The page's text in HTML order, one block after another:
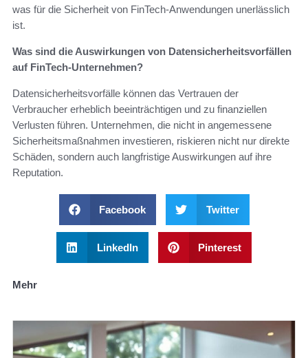
was für die Sicherheit von FinTech-Anwendungen unerlässlich
ist.
Was sind die Auswirkungen von Datensicherheitsvorfällen
auf FinTech-Unternehmen?
Datensicherheitsvorfälle können das Vertrauen der
Verbraucher erheblich beeinträchtigen und zu finanziellen
Verlusten führen. Unternehmen, die nicht in angemessene
Sicherheitsmaßnahmen investieren, riskieren nicht nur direkte
Schäden, sondern auch langfristige Auswirkungen auf ihre
Reputation.
Facebook Twitter
LinkedIn Pinterest
Mehr